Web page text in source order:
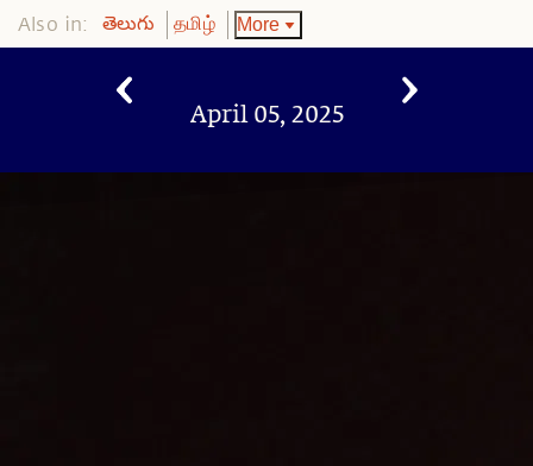
Also in: తెలుగు தமிழ் More
April 05, 2025